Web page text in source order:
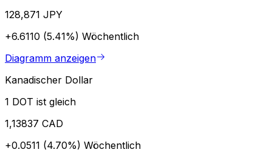
128,871 JPY
+6.6110 (5.41%) Wöchentlich
Diagramm anzeigen
Kanadischer Dollar
1 DOT ist gleich
1,13837 CAD
+0.0511 (4.70%) Wöchentlich